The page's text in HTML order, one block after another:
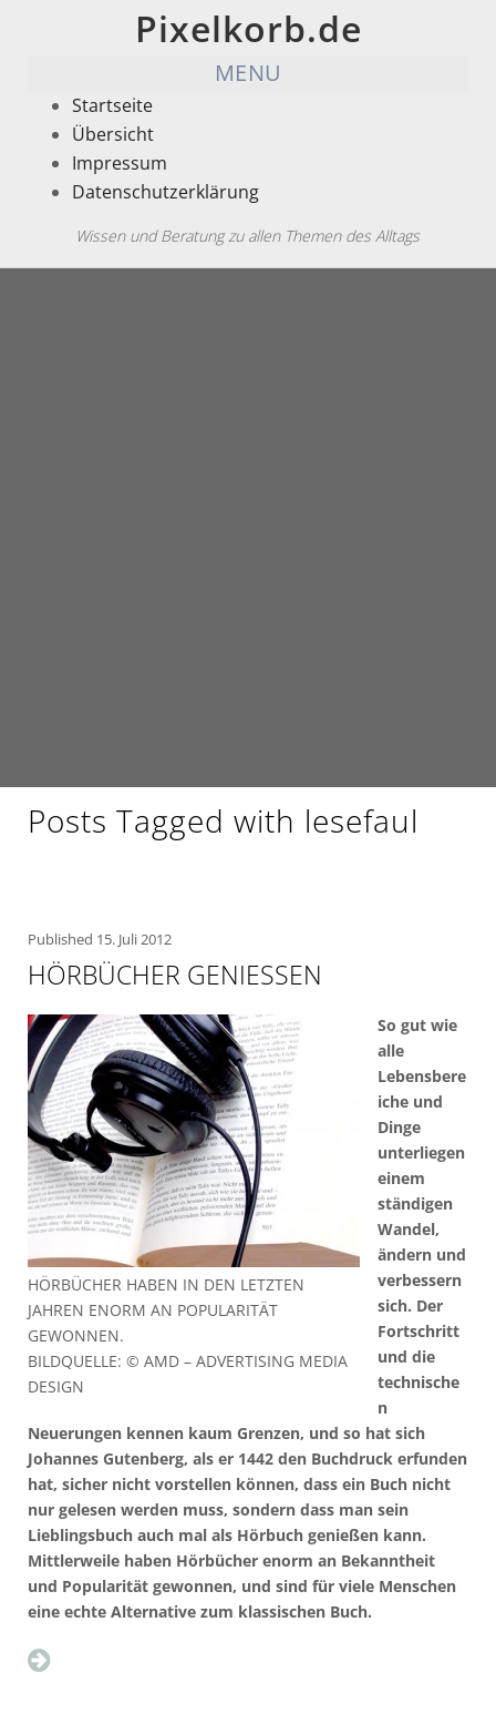
Pixelkorb.de
MENU
Startseite
Übersicht
Impressum
Datenschutzerklärung
Wissen und Beratung zu allen Themen des Alltags
Posts Tagged with lesefaul
Published 15. Juli 2012
HÖRBÜCHER GENIESSEN
HÖRBÜCHER HABEN IN DEN LETZTEN
JAHREN ENORM AN POPULARITÄT
GEWONNEN.
BILDQUELLE: © AMD – ADVERTISING MEDIA
DESIGN
So gut wie
alle
Lebensbere
iche und
Dinge
unterliegen
einem
ständigen
Wandel,
ändern und
verbessern
sich. Der
Fortschritt
und die
technische
n
Neuerungen kennen kaum Grenzen, und so hat sich
Johannes Gutenberg, als er 1442 den Buchdruck erfunden
hat, sicher nicht vorstellen können, dass ein Buch nicht
nur gelesen werden muss, sondern dass man sein
Lieblingsbuch auch mal als Hörbuch genießen kann.
Mittlerweile haben Hörbücher enorm an Bekanntheit
und Popularität gewonnen, und sind für viele Menschen
eine echte Alternative zum klassischen Buch.